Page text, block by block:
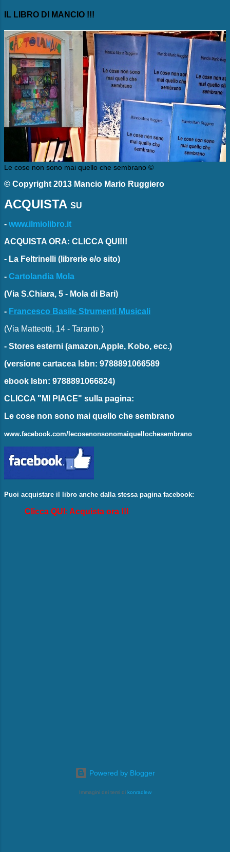
IL LIBRO DI MANCIO !!!
Le cose non sono mai quello che sembrano ©
© Copyright 2013 Mancio Mario Ruggiero
ACQUISTA SU
- www.ilmiolibro.it
ACQUISTA ORA: CLICCA QUI!!!
- La Feltrinelli (librerie e/o sito)
- Cartolandia Mola
(Via S.Chiara, 5 - Mola di Bari)
- Francesco Basile Strumenti Musicali
(Via Matteotti, 14 - Taranto )
- Stores esterni (amazon,Apple, Kobo, ecc.)
(versione cartacea Isbn: 9788891066589
ebook Isbn: 9788891066824)
CLICCA "MI PIACE" sulla pagina:
Le cose non sono mai quello che sembrano
www.facebook.com/lecosenonsonomaiquellochesembrano
Puoi acquistare il libro anche dalla stessa pagina facebook:
Clicca QUI: Acquista ora !!!
Powered by Blogger
Immagini dei temi di konradlew